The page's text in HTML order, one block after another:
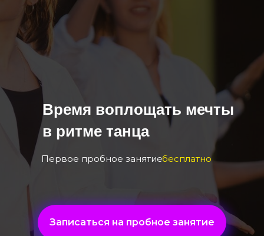
Записаться на пробное занятие
Первое пробное занятиебесплатно
Время воплощать мечты
в ритме танца